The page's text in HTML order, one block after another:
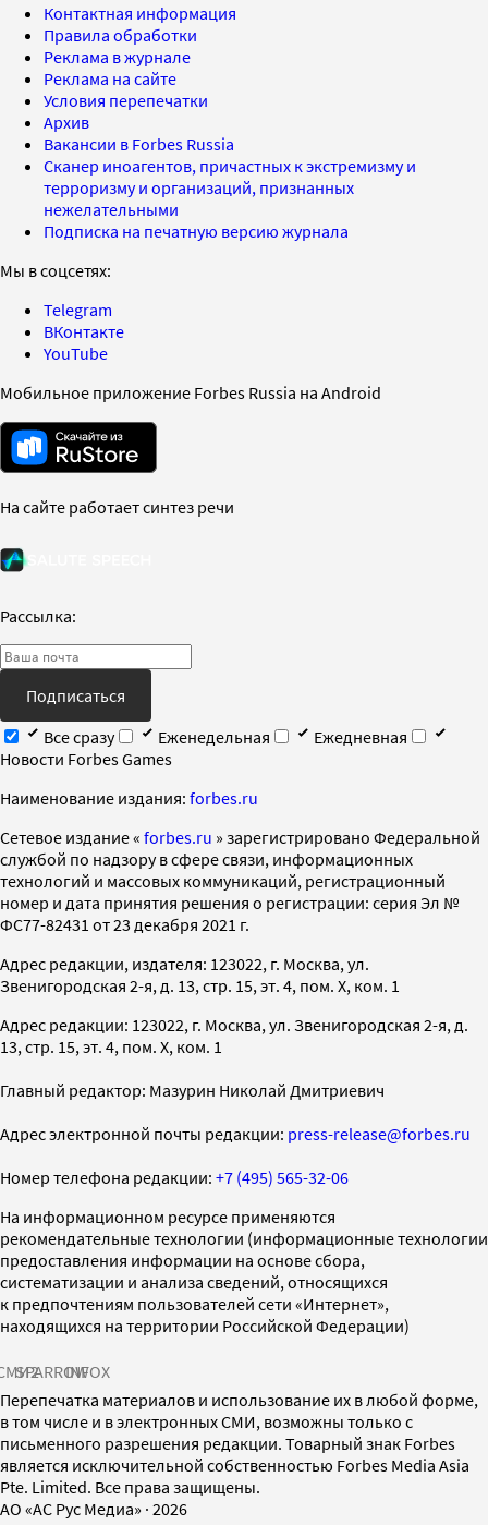
Контактная информация
Правила обработки
Реклама в журнале
Реклама на сайте
Условия перепечатки
Архив
Вакансии в Forbes Russia
Сканер иноагентов, причастных к экстремизму и
терроризму и организаций, признанных
нежелательными
Подписка на печатную версию журнала
Мы в соцсетях:
Telegram
ВКонтакте
YouTube
Мобильное приложение Forbes Russia на Android
На сайте работает синтез речи
Рассылка:
Подписаться
Все сразу
Еженедельная
Ежедневная
Новости Forbes Games
Наименование издания: forbes.ru
Cетевое издание « forbes.ru » зарегистрировано Федеральной
службой по надзору в сфере связи, информационных
технологий и массовых коммуникаций, регистрационный
номер и дата принятия решения о регистрации: серия Эл №
ФС77-82431 от 23 декабря 2021 г.
Адрес редакции, издателя: 123022, г. Москва, ул.
Звенигородская 2-я, д. 13, стр. 15, эт. 4, пом. X, ком. 1
Адрес редакции: 123022, г. Москва, ул. Звенигородская 2-я, д.
13, стр. 15, эт. 4, пом. X, ком. 1
Главный редактор: Мазурин Николай Дмитриевич
Адрес электронной почты редакции: press-release@forbes.ru
Номер телефона редакции: +7 (495) 565-32-06
На информационном ресурсе применяются
рекомендательные технологии (информационные технологии
предоставления информации на основе сбора,
систематизации и анализа сведений, относящихся
к предпочтениям пользователей сети «Интернет»,
находящихся на территории Российской Федерации)
SPARROWINFOX
Перепечатка материалов и использование их в любой форме,
в том числе и в электронных СМИ, возможны только с
письменного разрешения редакции. Товарный знак Forbes
является исключительной собственностью Forbes Media Asia
Pte. Limited. Все права защищены.
AO «АС Рус Медиа» · 2026